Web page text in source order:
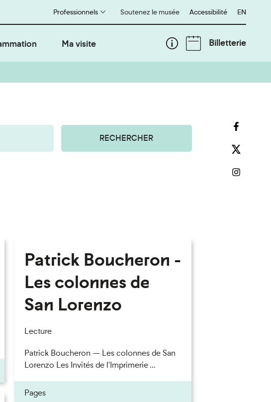
Soutenez le musée
Professionnels Accessibilité English
EN
Ma visite Billetterie
RECHERCHER
Patrick Boucheron -
Les colonnes de
San Lorenzo
Lecture
Patrick Boucheron — Les colonnes de San
Lorenzo Les Invités de l'Imprimerie ...
Pages